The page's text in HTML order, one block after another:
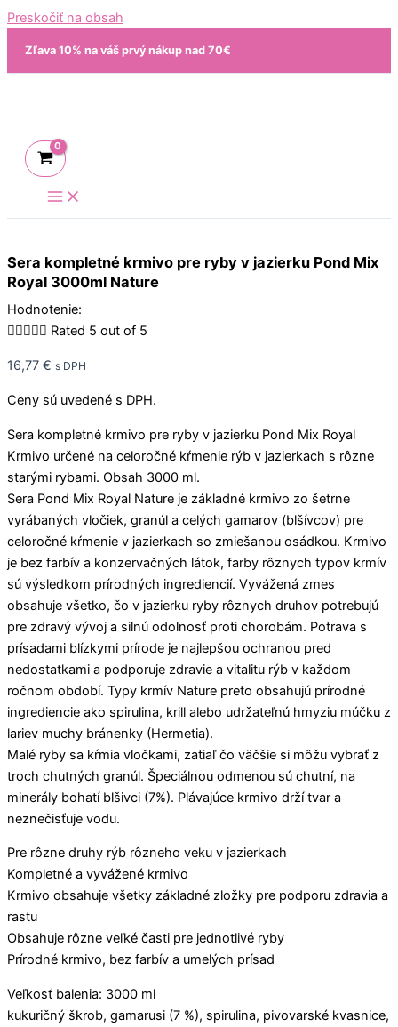
Preskočiť na obsah
Zľava 10% na váš prvý nákup nad 70€
Sera kompletné krmivo pre ryby v jazierku Pond Mix
Royal 3000ml Nature
Hodnotenie:
 Rated 5 out of 5
16,77 € s DPH
Ceny sú uvedené s DPH.
Sera kompletné krmivo pre ryby v jazierku Pond Mix Royal
Krmivo určené na celoročné kŕmenie rýb v jazierkach s rôzne
starými rybami. Obsah 3000 ml.
Sera Pond Mix Royal Nature je základné krmivo zo šetrne
vyrábaných vločiek, granúl a celých gamarov (blšívcov) pre
celoročné kŕmenie v jazierkach so zmiešanou osádkou. Krmivo
je bez farbív a konzervačných látok, farby rôznych typov krmív
sú výsledkom prírodných ingrediencií. Vyvážená zmes
obsahuje všetko, čo v jazierku ryby rôznych druhov potrebujú
pre zdravý vývoj a silnú odolnosť proti chorobám. Potrava s
prísadami blízkymi prírode je najlepšou ochranou pred
nedostatkami a podporuje zdravie a vitalitu rýb v každom
ročnom období. Typy krmív Nature preto obsahujú prírodné
ingrediencie ako spirulina, krill alebo udržateľnú hmyziu múčku z
lariev muchy bránenky (Hermetia).
Malé ryby sa kŕmia vločkami, zatiaľ čo väčšie si môžu vybrať z
troch chutných granúl. Špeciálnou odmenou sú chutní, na
minerály bohatí blšivci (7%). Plávajúce krmivo drží tvar a
neznečisťuje vodu.
Pre rôzne druhy rýb rôzneho veku v jazierkach
Kompletné a vyvážené krmivo
Krmivo obsahuje všetky základné zložky pre podporu zdravia a
rastu
Obsahuje rôzne veľké časti pre jednotlivé ryby
Prírodné krmivo, bez farbív a umelých prísad
Veľkosť balenia: 3000 ml
kukuričný škrob, gamarusi (7 %), spirulina, pivovarské kvasnice,